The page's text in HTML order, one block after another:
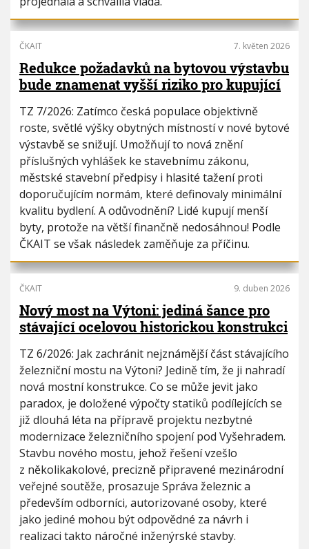
ČKAIT 7. květen 2026
Redukce požadavků na bytovou výstavbu
bude znamenat vyšší riziko pro kupující
TZ 7/2026: Zatímco česká populace objektivně
roste, světlé výšky obytných místností v nové bytové
výstavbě se snižují. Umožňují to nová znění
příslušných vyhlášek ke stavebnímu zákonu,
městské stavební předpisy i hlasité tažení proti
doporučujícím normám, které definovaly minimální
kvalitu bydlení. A odůvodnění? Lidé kupují menší
byty, protože na větší finančně nedosáhnou! Podle
ČKAIT se však následek zaměňuje za příčinu.
ČKAIT 9. duben 2026
Nový most na Výtoni: jediná šance pro
stávající ocelovou historickou konstrukci
TZ 6/2026: Jak zachránit nejznámější část stávajícího
železniční mostu na Výtoni? Jedině tím, že ji nahradí
nová mostní konstrukce. Co se může jevit jako
paradox, je doložené výpočty statiků podílejících se
již dlouhá léta na přípravě projektu nezbytné
modernizace železničního spojení pod Vyšehradem.
Stavbu nového mostu, jehož řešení vzešlo
z několikakolové, precizně připravené mezinárodní
veřejné soutěže, prosazuje Správa železnic a
především odborníci, autorizované osoby, které
jako jediné mohou být odpovědné za návrh i
realizaci takto náročné inženýrské stavby.